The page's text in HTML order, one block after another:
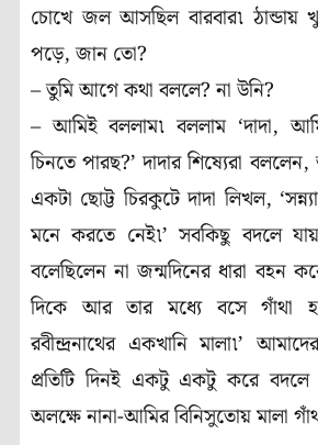
চোখে জল আসছিল বারবার৷
পড়ে, জান তো?
– তুমি আগে কথা বললে? না উনি?
– আমিই বললাম৷ বললাম ‘দাদা,
চিনতে পারছ?’ দাদার শিষ্যেরা
একটা ছোট্ট চিরকুটে দাদা লিখল,
মনে করতে নেই৷’ সবকিছু বদলে
বলেছিলেন না জন্মদিনের ধারা বহন
দিকে আর তার মধ্যে বসে গাঁথা
রবীন্দ্রনাথের একখানি মালা৷’
প্রতিটি দিনই একটু একটু করে
অলক্ষে নানা-আমির বিনিসুতোয় মালা